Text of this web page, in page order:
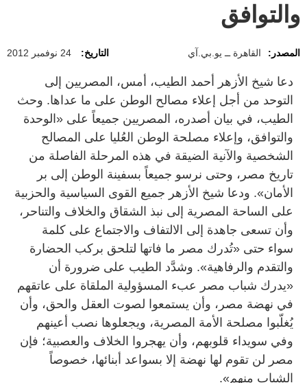
والتوافق
المصدر: القاهرة ــ يو.بي.آي التاريخ: 24 نوفمبر 2012
دعا شيخ الأزهر أحمد الطيب، أمس، المصريين إلى
التوحد من أجل إعلاء مصالح الوطن على ما عداها. وحث
الطيب، في بيان أصدره، المصريين جميعاً على «الوحدة
والتوافق، وإعلاء مصلحة الوطن العُليا على المصالح
الشخصية والآنية الضيقة في هذه المرحلة الفاصلة من
تاريخ مصر، وحتى نرسو جميعاً بسفينة الوطن إلى بر
الأمان». ودعا شيخ الأزهر جميع القوى السياسية والحزبية
على الساحة المصرية إلى نبذ الشقاق والخلاف والتناحر،
وأن تسعى جاهدة إلى الالتفاف والاجتماع على كلمة
سواء حتى «تُدرك مصر ما فاتها لتلحق بركب الحضارة
والتقدم والرفاهية». وشدَّد الطيب على ضرورة أن
«يدرك شباب مصر عبء المسؤولية الملقاة على عاتقهم
في نهضة مصر، وأن يستمعوا لصوت العقل والحق، وأن
يُغلّبوا مصلحة الأمة المصرية، ويجعلوها نصب أعينهم
وفي سويداء قلوبهم، وأن يهجروا الخلاف والعصبية؛ فإن
مصر لن تقوم لها نهضة إلا بسواعد أبنائها، خصوصاً
الشباب منهم».